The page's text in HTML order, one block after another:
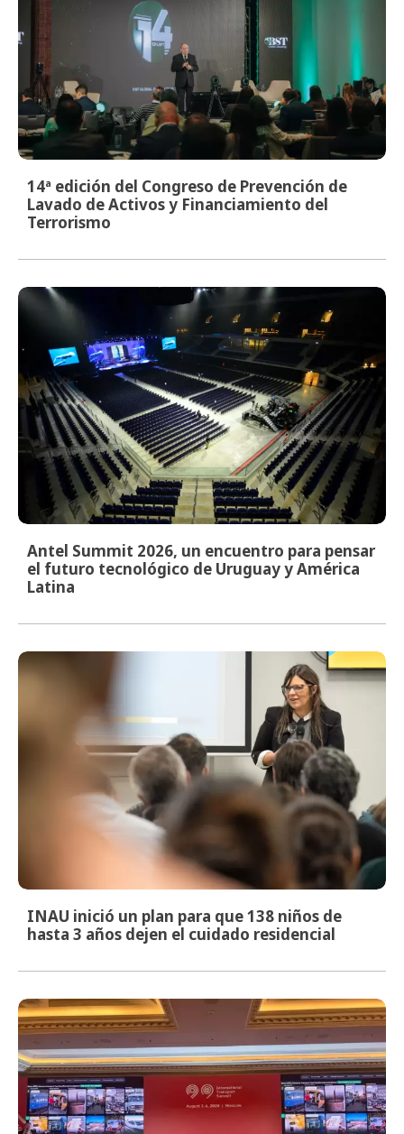
14ª edición del Congreso de Prevención de
Lavado de Activos y Financiamiento del
Terrorismo
Antel Summit 2026, un encuentro para pensar
el futuro tecnológico de Uruguay y América
Latina
INAU inició un plan para que 138 niños de
hasta 3 años dejen el cuidado residencial